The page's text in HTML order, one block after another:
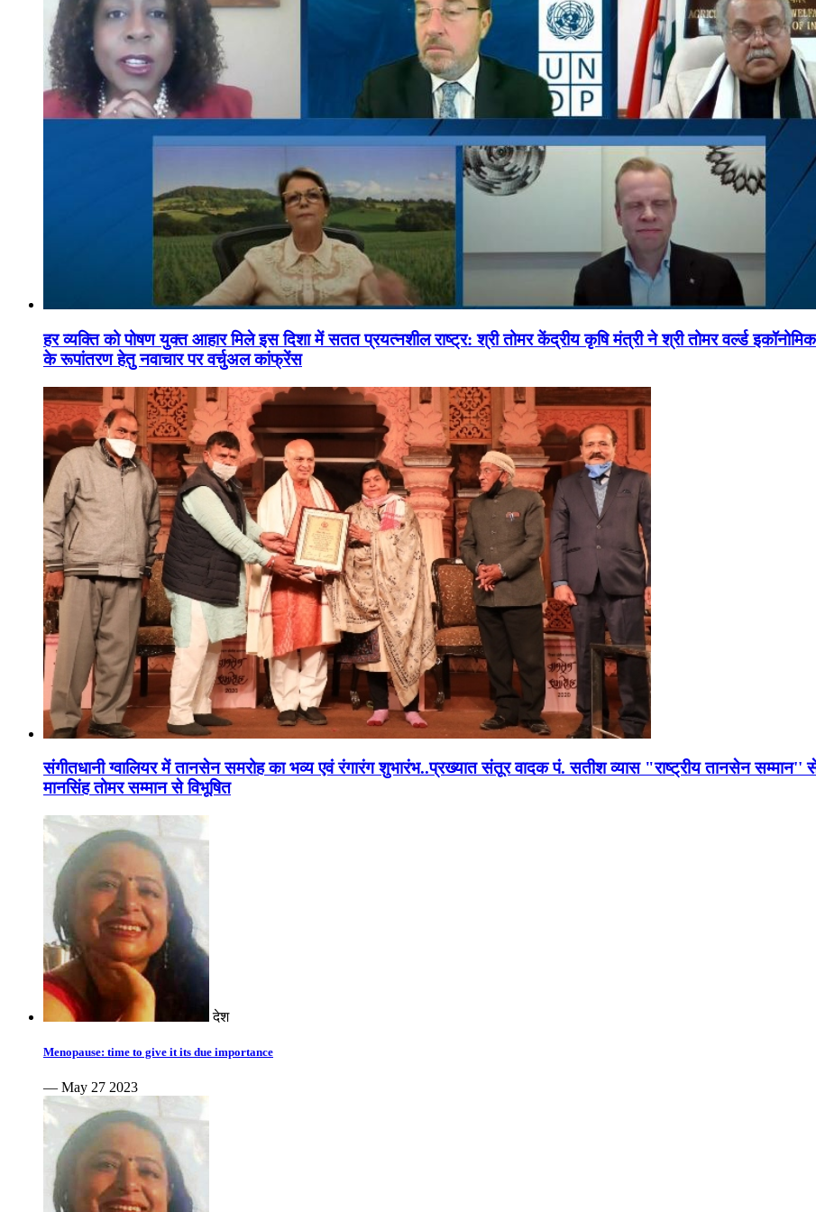
हर व्यक्ति को पोषण युक्त आहार मिले इस दिशा में सतत प्रयत्नशील राष्ट्र: श्री तोमर केंद्रीय कृषि मंत्री ने श्री तोमर वर्ल्ड
के रूपांतरण हेतु नवाचार पर वर्चुअल कांफ्रेंस
संगीतधानी ग्वालियर में तानसेन समरोह का भव्य एवं रंगारंग शुभारंभ..प्रख्यात संतूर वादक पं. सतीश व्यास "राष्ट्रीय तानसेन
मानसिंह तोमर सम्मान से विभूषित
देश
Menopause: time to give it its due importance
— May 27 2023